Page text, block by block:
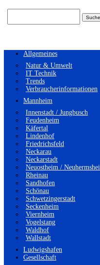
Allgemeines
Natur & Umwelt
IT Technik
Trends
Verbraucherinformationen
Mannheim
Innenstadt / Jungbusch
Feudenheim
Käfertal
Lindenhof
Friedrichsfeld
Neckarau
Neckarstadt
Neuostheim /
Rheinau
Sandhofen
Schönau
Schwetzingerstadt
Seckenheim
Viernheim
Vogelstang
Waldhof
Wallstadt
Ludwigshafen
Gesellschaft